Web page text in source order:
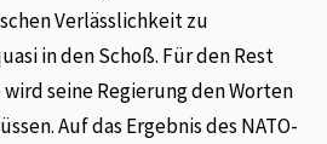
Verlässlichkeit zu
in den Schoß. Für den Rest
seine Regierung den Worten
Auf das Ergebnis des NATO-